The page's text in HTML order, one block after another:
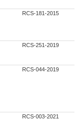
RCS-181-2015
RCS-251-2019
RCS-044-2019
RCS-003-2021